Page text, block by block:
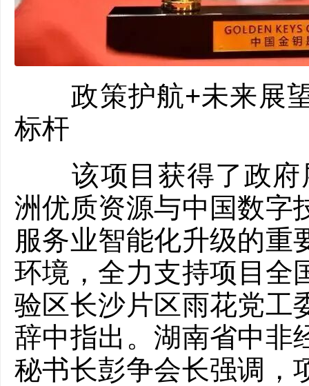
政策护航+未来展望
标杆
该项目获得了政府
洲优质资源与中国数字
服务业智能化升级的重
环境，全力支持项目全
验区长沙片区雨花党工
辞中指出。湖南省中非
秘书长彭争会长强调，